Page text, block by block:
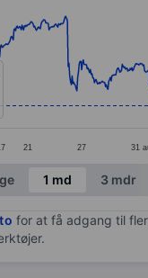
391 data points.
1 X axis displaying
1 Y axis displaying
21 27 31
chart.
1 md 3 mdr
for at få adgang til